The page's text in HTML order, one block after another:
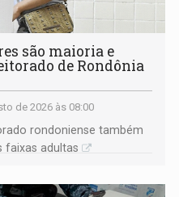
são maioria e
de Rondônia
de 2026 às 08:00
rondoniense também
faixas adultas